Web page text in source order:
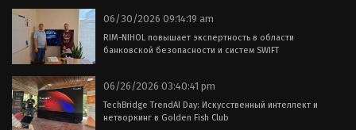
06/30/2026 09:14:19 am
RIM-NIHOL повышает экспертность в области
банковской безопасности и систем SWIFT
06/26/2026 03:40:41 pm
TechBridge TrendAI Day: Искусственный интеллект и
нетворкинг в Golden Fish Club